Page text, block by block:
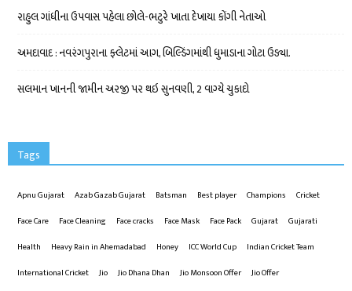
રાહુલ ગાંધીના ઉપવાસ પહેલા છોલે-ભટુરે ખાતા દેખાયા કોંગી નેતાઓ
અમદાવાદ : નવરંગપુરાના ફ્લેટમાં આગ, બિલ્ડિંગમાંથી ધુમાડાના ગોટા ઉડ્યા.
સલમાન ખાનની જામીન અરજી પર થઇ સુનવણી, 2 વાગ્યે ચુકાદો
Tags
Apnu Gujarat Azab Gazab Gujarat Batsman Best player Champions
Cricket
Face Care
Face Cleaning Face cracks Face Mask Face Pack Gujarat
Gujarati
Health
Heavy Rain in Ahemadabad Honey ICC World Cup
Indian Cricket Team
International Cricket
Jio Jio Dhana Dhan Jio Monsoon Offer
Jio Offer